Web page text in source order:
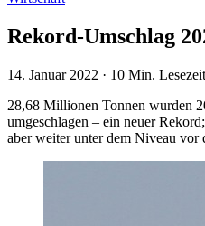
Rekord-Umschlag
14. Januar 2022 · 10 Min. Lesezeit
28,68 Millionen Tonnen wurden
umgeschlagen – ein neuer
aber weiter unter dem Niveau vor